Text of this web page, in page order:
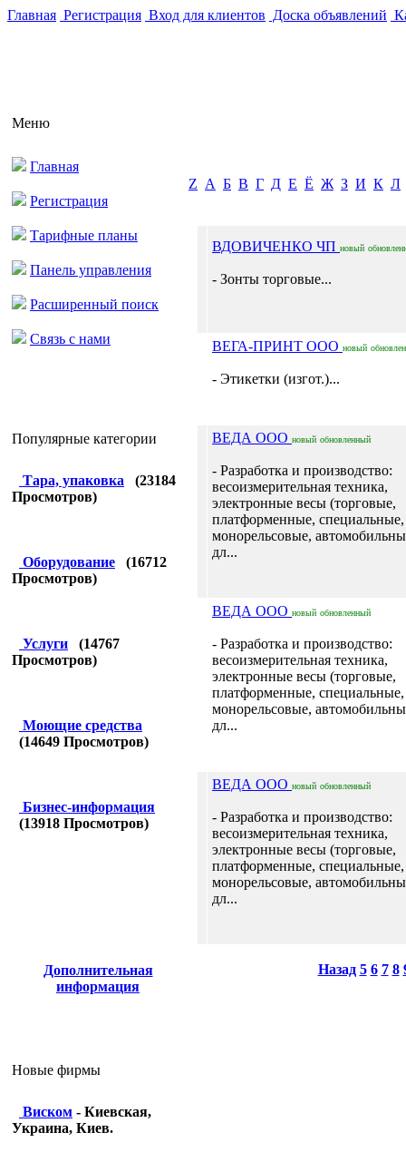
Главная Регистрация Вход для клиентов Доска объявлений
Меню
Главная
Регистрация
Тарифные планы
Панель управления
Расширенный поиск
Связь с нами
Популярные категории
Тара, упаковка (23184
Просмотров)
Оборудование (16712
Просмотров)
Услуги (14767
Просмотров)
Моющие средства
(14649 Просмотров)
Бизнес-информация
(13918 Просмотров)
Дополнительная
информация
Новые фирмы
Виском - Киевская,
Украина, Киев.
Z А Б В Г Д Е Ё Ж З И К Л
ВДОВИЧЕНКО ЧП новый
- Зонты торговые...
ВЕГА-ПРИНТ ООО новый
- Этикетки (изгот.)...
ВЕДА ООО новый обновленный
- Разработка и производство:
весоизмерительная техника,
электронные весы (торговые,
платформенные, специальные,
монорельсовые,
дл...
ВЕДА ООО новый обновленный
- Разработка и производство:
весоизмерительная техника,
электронные весы (торговые,
платформенные, специальные,
монорельсовые,
дл...
ВЕДА ООО новый обновленный
- Разработка и производство:
весоизмерительная техника,
электронные весы (торговые,
платформенные, специальные,
монорельсовые,
дл...
Назад 5 6 7 8